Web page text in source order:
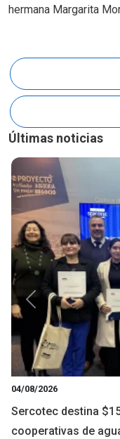
hermana Margarita
Últimas noticias
04/08/2026
Sercotec destina
cooperativas de
Anterior